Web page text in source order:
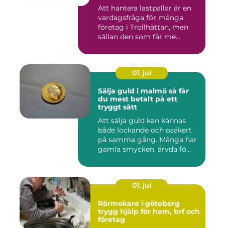
Att hantera lastpallar är en
vardagsfråga för många
företag i Trollhättan, men
sällan den som får me...
01. jul
Sälja guld i malmö så får
du mest betalt på ett
tryggt sätt
Att sälja guld kan kännas
både lockande och osäkert
på samma gång. Många har
gamla smycken, ärvda fö...
01. jul
Rörmokare i göteborg
trygg hjälp för hem, brf och
företag